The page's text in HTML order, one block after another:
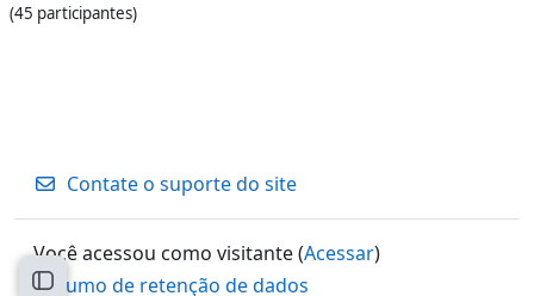
Abrir índice do curso
(45 participantes)
Contate o suporte do site
Você acessou como visitante (Acessar)
Resumo de retenção de dados